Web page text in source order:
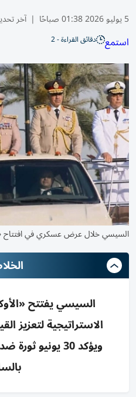
5 يوليو 2026 01:38 صباحًا | آخر
استمع دقائق القراءة - 2
السيسي خلال عرض عسكري في افتتاح
السيسي يفتتح
الاستراتيجية لتعزيز
ويؤكد 30 يونيو